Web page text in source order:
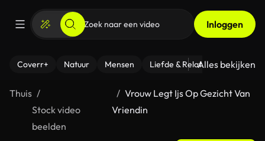
Inloggen
Coverr+ Natuur Mensen Liefde & Relaties - Fitness
Alles bekijken
Thuis
Stock video
beelden
Vrouw Legt Ijs Op Gezicht Van
Vriendin